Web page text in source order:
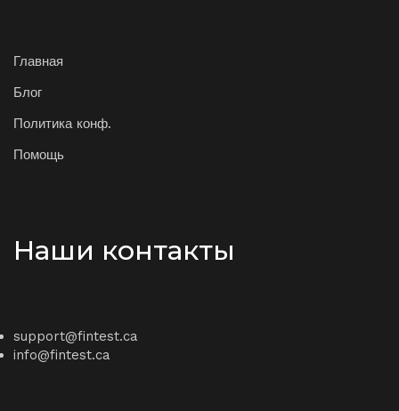
Главная
Блог
Политика конф.
Помощь
Наши контакты
support@fintest.ca
info@fintest.ca